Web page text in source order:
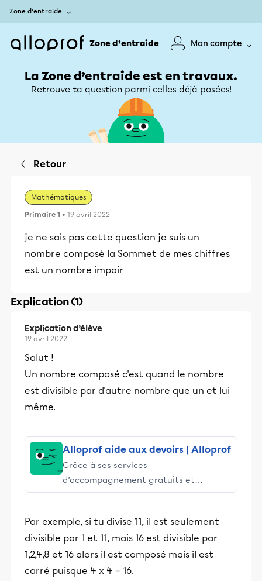
Zone d’entraide
Zone d’entraide Mon compte
La Zone d’entraide est en travaux.
Retrouve ta question parmi celles déjà posées!
Retour
Mathématiques
Primaire 1 • 19 avril 2022
je ne sais pas cette question je suis un
nombre composé la Sommet de mes chiffres
est un nombre impair
Explication (1)
Explication d’élève
19 avril 2022
Salut !
Un nombre composé c'est quand le nombre
est divisible par d'autre nombre que un et lui
même.
Alloprof aide aux devoirs | Alloprof
Grâce à ses services
d’accompagnement gratuits et
stimulants, Alloprof engage les élèves
éducative.
Par exemple, si tu divise 11, il est seulement
divisible par 1 et 11, mais 16 est divisible par
1,2,4,8 et 16 alors il est composé mais il est
carré puisque 4 x 4 = 16.